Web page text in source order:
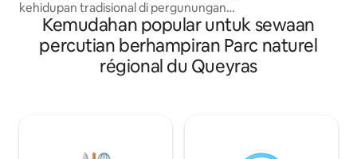
kehidupan tradisional di pergunungan
Piedmont. Ini adalah kampung kecil yang
masih berfungsi di mana masa lalu masih
hidup. Sejuk & menyegarkan pada
musim panas, selesa & hangat pada
dari teres
menikmati
gunung-ganang
menakjubkan.
Kemudahan popular untuk sewaan
percutian berhampiran Parc naturel
régional du Queyras